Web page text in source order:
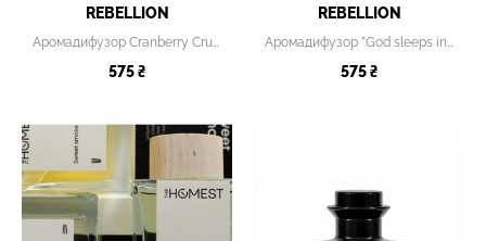
REBELLION
Аромадифузор Cranberry Crumble
575 ₴
REBELLION
Аромадифузор "God sleeps in the forest"
575 ₴